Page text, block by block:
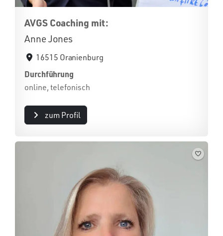
AVGS Coaching mit:
Anne Jones
16515 Oranienburg
Durchführung
online, telefonisch
zum Profil